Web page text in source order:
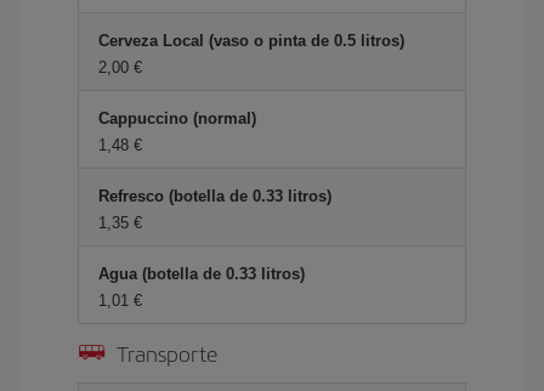
Cerveza Local (vaso o pinta de 0.5 litros)
2,00 €
Cappuccino (normal)
1,48 €
Refresco (botella de 0.33 litros)
1,35 €
Agua (botella de 0.33 litros)
1,01 €
Transporte